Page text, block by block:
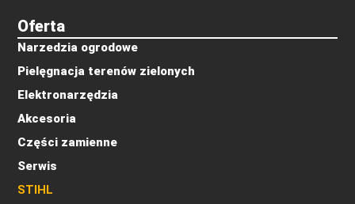
Oferta
Narzedzia ogrodowe
Pielęgnacja terenów zielonych
Elektronarzędzia
Akcesoria
Części zamienne
Serwis
STIHL